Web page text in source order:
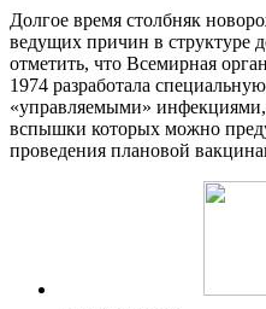
Долгое время столбняк
ведущих причин в структуре
отметить, что Всемирная
1974 разработала
«управляемыми» инфекциями,
вспышки которых можно
проведения плановой